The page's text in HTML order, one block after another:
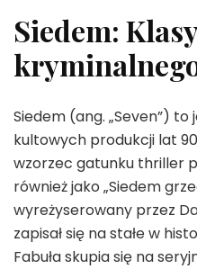
Siedem:
Siedem (ang. „Seven”)
kultowych produkcji lat
wzorzec gatunku thriller
również jako „Siedem
wyreżyserowany przez
zapisał się na stałe w
Fabuła skupia się na